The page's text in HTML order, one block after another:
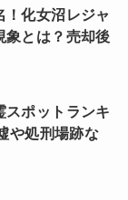
！化女沼レジャ
象とは？売却後
スポットランキ
や処刑場跡な